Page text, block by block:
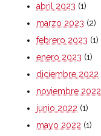
abril 2023 (1)
marzo 2023 (2)
febrero 2023 (1)
enero 2023 (1)
diciembre 2022
noviembre 2022
junio 2022 (1)
mayo 2022 (1)